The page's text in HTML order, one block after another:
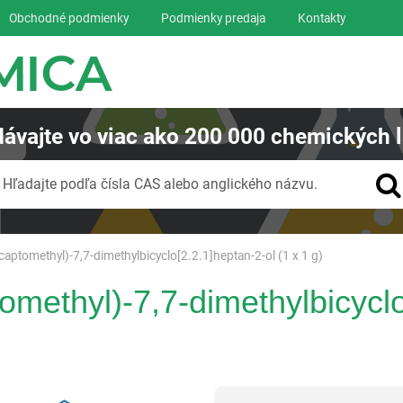
7,7-dimethylbicyclo[2.2.1]heptan-2-ol (1 x 1 g)
7,7-
Obchodné podmienky Podmienky predaja Kontakty
vo viac ako200 000 chemických
Hľadajte podľa čísla CAS alebo anglického názvu.